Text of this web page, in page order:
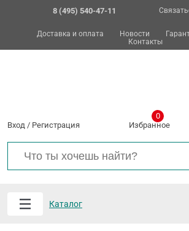
8 (495) 540-47-11
Доставка и оплата Новости
Контакты
Вход / Регистрация Избранное
0
Каталог